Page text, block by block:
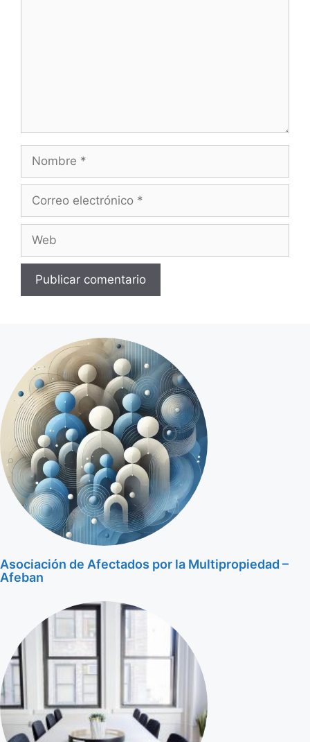
Nombre
Correo
Web
Asociación de Afectados por la Multipropiedad –
Afeban